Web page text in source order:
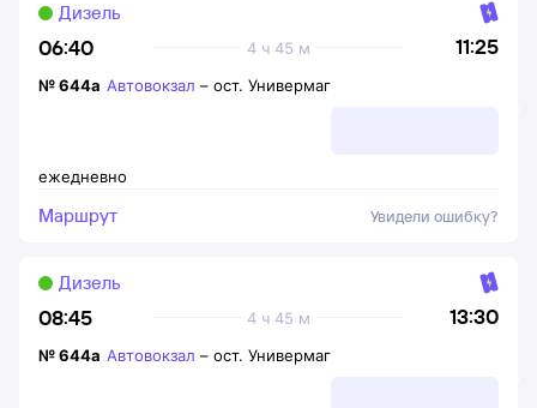
06:40 11:25
4 ч 45 м
Дизель
ежедневно
№644а Автовокзал – ост. Универмаг
Маршрут Увидели ошибку?
08:45 13:30
4 ч 45 м
Дизель
№644а Автовокзал – ост. Универмаг